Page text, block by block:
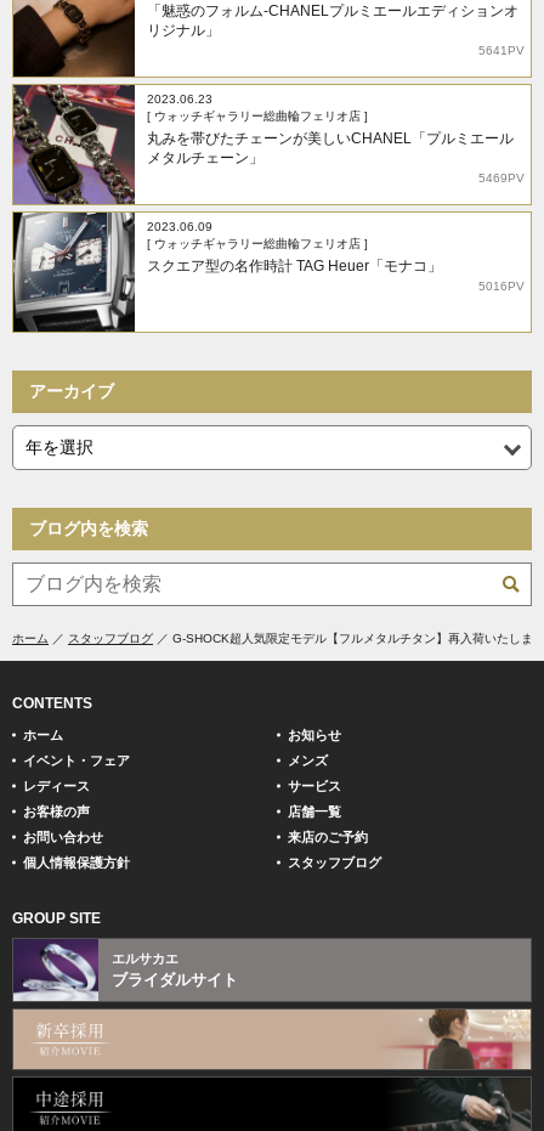
「魅惑のフォルム-CHANELプルミエールエディションオ
リジナル」
5641PV
2023.06.23
[ ウォッチギャラリー総曲輪フェリオ店 ]
丸みを帯びたチェーンが美しいCHANEL「プルミエール
メタルチェーン」
5469PV
2023.06.09
[ ウォッチギャラリー総曲輪フェリオ店 ]
スクエア型の名作時計 TAG Heuer「モナコ」
5016PV
アーカイブ
ブログ内を検索
ホーム スタッフブログ G-SHOCK超人気限定モデル【フルメタルチタン】再入荷いたしま
CONTENTS
ホーム
お知らせ
イベント・フェア
メンズ
レディース
サービス
お客様の声
店舗一覧
お問い合わせ
来店のご予約
個人情報保護方針
スタッフブログ
GROUP SITE
エルサカエ
ブライダルサイト